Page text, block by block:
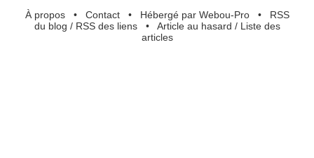
À propos• Contact• Hébergé par Webou-Pro• RSS
du blog / RSS des liens• Article au hasard / Liste des
articles